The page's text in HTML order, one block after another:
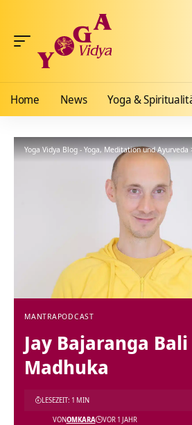
Home News Yoga &
Yoga Vidya Blog - Yoga, Meditation und Ayurveda
MANTRAPODCAST
Jay Bajaranga
Madhuka
VONOMKARA VOR 1 JAHR
LESEZEIT: 1 MIN